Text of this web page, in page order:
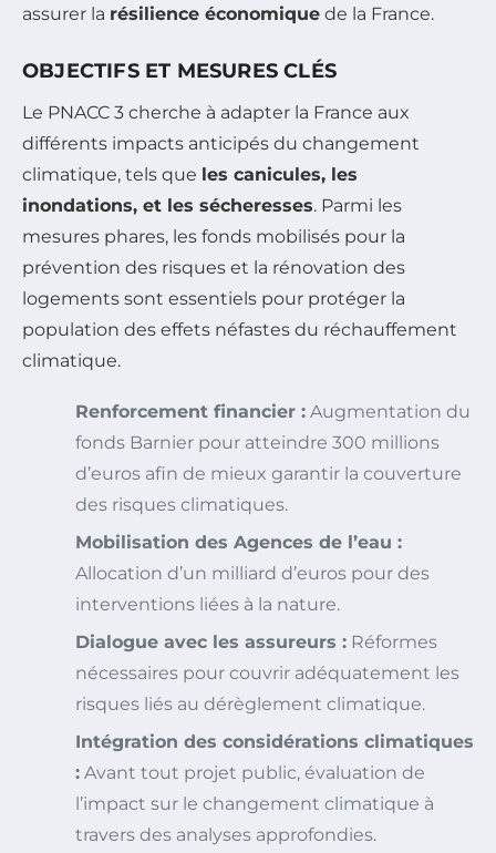
assurer la résilience économique de la France.
OBJECTIFS ET MESURES CLÉS
Le PNACC 3 cherche à adapter la France aux
différents impacts anticipés du changement
climatique, tels que les canicules, les
inondations, et les sécheresses. Parmi les
mesures phares, les fonds mobilisés pour la
prévention des risques et la rénovation des
logements sont essentiels pour protéger la
population des effets néfastes du réchauffement
climatique.
Renforcement financier : Augmentation du
fonds Barnier pour atteindre 300 millions
d’euros afin de mieux garantir la couverture
des risques climatiques.
Mobilisation des Agences de l’eau :
Allocation d’un milliard d’euros pour des
interventions liées à la nature.
Dialogue avec les assureurs : Réformes
nécessaires pour couvrir adéquatement les
risques liés au dérèglement climatique.
Intégration des considérations climatiques
: Avant tout projet public, évaluation de
l’impact sur le changement climatique à
travers des analyses approfondies.